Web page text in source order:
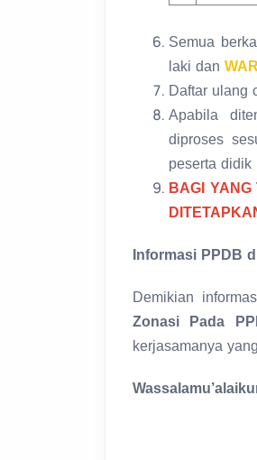
Semua
laki dan
Daftar ulang
Apabila
diproses
peserta didik
BAGI
Informasi PPDB
Demikian
Zonasi Pada
kerjasamanya